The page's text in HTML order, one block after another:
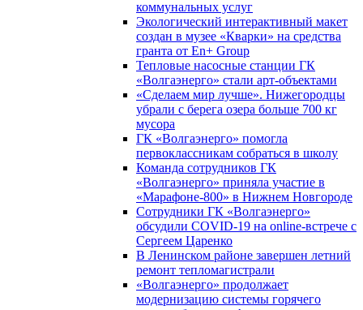
коммунальных услуг
Экологический интерактивный макет
создан в музее «Кварки» на средства
гранта от En+ Group
Тепловые насосные станции ГК
«Волгаэнерго» стали арт-объектами
«Сделаем мир лучше». Нижегородцы
убрали с берега озера больше 700 кг
мусора
ГК «Волгаэнерго» помогла
первоклассникам собраться в школу
Команда сотрудников ГК
«Волгаэнерго» приняла участие в
«Марафоне-800» в Нижнем Новгороде
Сотрудники ГК «Волгаэнерго»
обсудили COVID-19 на online-встрече с
Сергеем Царенко
В Ленинском районе завершен летний
ремонт тепломагистрали
«Волгаэнерго» продолжает
модернизацию системы горячего